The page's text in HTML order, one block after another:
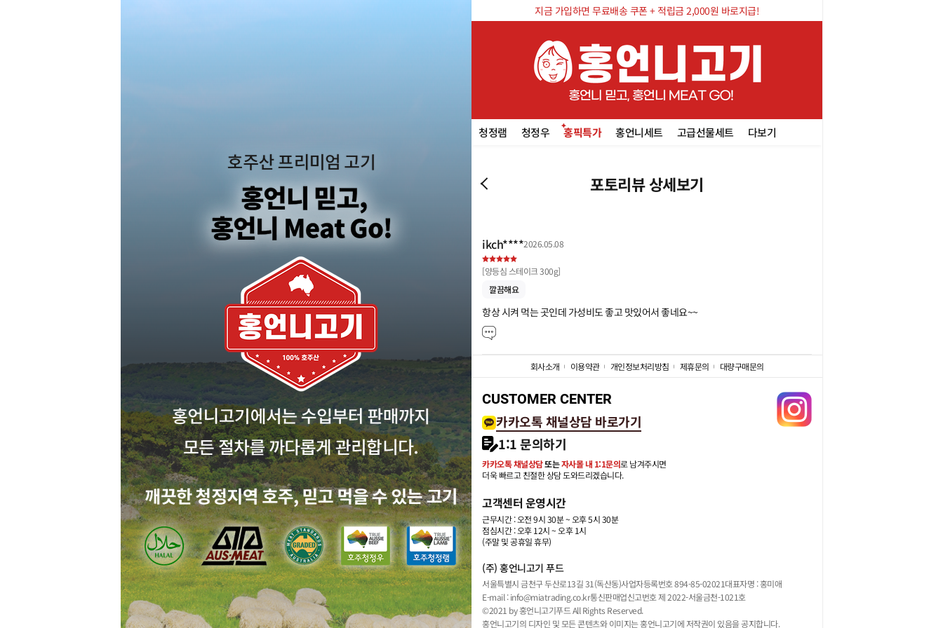
지금 가입하면 무료배송 쿠폰 + 적립금 2,000원 바로지급!
청정램 청정우 홍픽특가 홍언니세트 고급선물세트 다보기
포토리뷰 상세보기
ikch****2026.05.08
[양등심 스테이크 300g]
깔끔해요
항상 시켜 먹는 곳인데 가성비도 좋고 맛있어서 좋네요~~
회사소개 이용약관 개인정보처리방침 제휴문의 대량구매문의
CUSTOMER CENTER
카카오톡 채널상담 바로가기
1:1 문의하기
카카오톡 채널상담또는자사몰 내 1:1문의로 남겨주시면
더욱 빠르고 친절한 상담 도와드리겠습니다.
고객센터 운영시간
근무시간 : 오전 9시 30분 ~ 오후 5시 30분
점심시간 : 오후 12시 ~ 오후 1시
(주말 및 공휴일 휴무)
(주) 홍언니고기 푸드
서울특별시 금천구 두산로13길 31(독산동)사업자등록번호 894-85-02021대표자명 : 홍미애
E-mail : info@miatrading.co.kr통신판매업신고번호 제 2022-서울금천-1021호
©2021 by 홍언니고기푸드 All Rights Reserved.
홍언니고기의 디자인 및 모든 콘텐츠와 이미지는 홍언니고기에 저작권이 있음을 공지합니다.